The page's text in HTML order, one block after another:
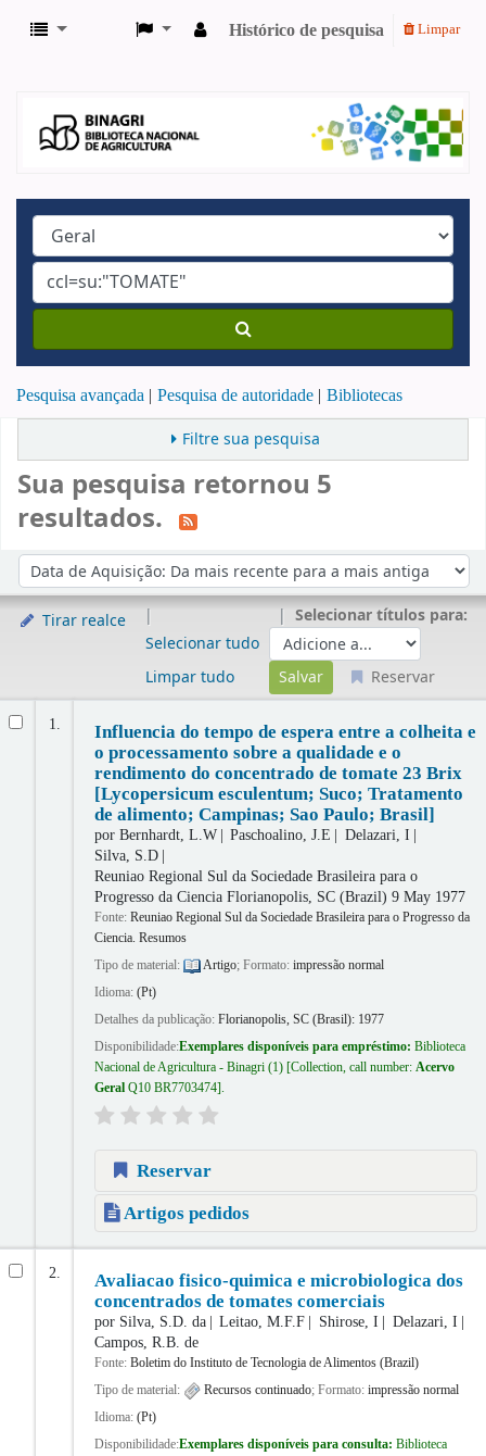
Histórico de pesquisa Limpar
Pesquisa avançada Pesquisa de autoridade Bibliotecas
Filtre sua pesquisa
Sua pesquisa retornou 5
resultados.
Ordenar por:
Tirar realce
Selecionar tudo
Limpar tudo
Selecionar títulos para:
Reservar
1.
Influencia do tempo de espera entre a colheita e
o processamento sobre a qualidade e o
rendimento do concentrado de tomate 23 Brix
[Lycopersicum esculentum; Suco; Tratamento
de alimento; Campinas; Sao Paulo; Brasil]
por Bernhardt, L.W Paschoalino, J.E
Delazari, I
Silva, S.D
Reuniao Regional Sul da Sociedade Brasileira para o
Progresso da CienciaFlorianopolis, SC (Brazil) 9 May 1977
Fonte: Reuniao Regional Sul da Sociedade Brasileira para o Progresso da
Ciencia. Resumos
Tipo de material:
Artigo; Formato: impressão normal
Idioma: (Pt)
Detalhes da publicação: Florianopolis, SC (Brasil): 1977
Disponibilidade:Exemplares disponíveis para empréstimo: Biblioteca
Nacional de Agricultura - Binagri(1) Collection, call number: Acervo
Geral Q10 BR7703474 .
Reservar
Artigos pedidos
2.
Avaliacao fisico-quimica e microbiologica dos
concentrados de tomates comerciais
por Silva, S.D. da Leitao, M.F.F Shirose, I
Delazari, I
Campos, R.B. de
Fonte: Boletim do Instituto de Tecnologia de Alimentos (Brazil)
Tipo de material:
Recursos continuado; Formato: impressão normal
Idioma: (Pt)
Disponibilidade:Exemplares disponíveis para consulta: Biblioteca